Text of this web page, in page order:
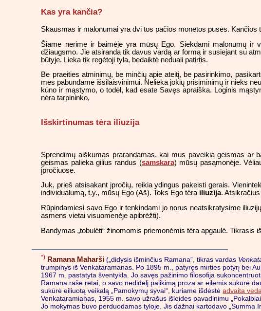
Kas yra kančia?
Skausmas ir malonumai yra dvi tos pačios monetos pusės.
Šiame nerime ir baimėje yra mūsų Ego. Siekdami malonumų
džiaugsmo. Jie atsiranda tik davus vardą ar formą ir susiejant su
būtyje. Lieka tik regėtoji tyla, bedaiktė neduali patirtis.
Be praeities atminimų, be minčių apie ateitį, be pasirinkimo,
mes pabundame išsilaisvinimui. Nelieka jokių prisiminimų ir nieks
kūno ir mąstymo, o todėl, kad esate Savęs apraiška. Loginis
nėra tarpininko,
Išskirtinumas tėra iliuzija
Sprendimų aiškumas prarandamas, kai mus paveikia geismas ar
geismas palieka gilius randus (samskara) mūsų pasąmonėje.
įpročiuose.
Juk, prieš atsisakant įpročių, reikia ydingus pakeisti gerais.
individualumą, t.y., mūsų Ego (Aš). Toks Ego tėra iliuzija.
Rūpindamiesi savo Ego ir tenkindami jo norus neatsikratysime
asmens vietai visuomenėje apibrėžti).
Bandymas „tobulėti“ žinomomis priemonėmis tėra apgaulė.
*) Ramana Maharši („didysis išminčius Ramana”, tikras vardas
trumpinys iš Venkataramanas. Po 1895 m., patyręs mirties potyrį bei
1967 m. pastatyta šventykla. Jo savęs pažinimo filosofija
Ramana rašė retai, o savo nedidelį palikimą proza ar eilėmis sukūrė
sukūrė eiliuotą veikalą „Pamokymų syvai“, kuriame išdėstėadvaita
Venkataramiahas, 1955 m. savo užrašus išleides pavadinimu
Jo mokymas buvo perduodamas tyloje. Jis dažnai kartodavo „Summa